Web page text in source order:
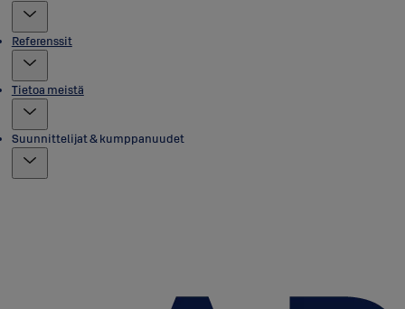
Referenssit
Tietoa meistä
Suunnittelijat & kumppanuudet